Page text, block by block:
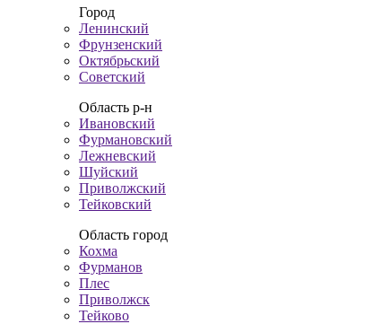
Город
Ленинский
Фрунзенский
Октябрьский
Советский
Область р-н
Ивановский
Фурмановский
Лежневский
Шуйский
Приволжский
Тейковский
Область город
Кохма
Фурманов
Плес
Приволжск
Тейково